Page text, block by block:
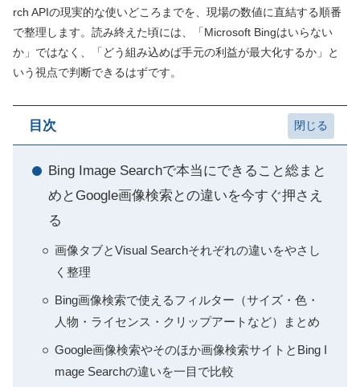
rch APIの現実的な使いどころまでを、現場の数値に直結する順番
で整理します。読み終えた頃には、「Microsoft Bingはいらない
か」ではなく、「どう組み込めば手元の利益が最大化するか」と
いう視点で判断できるはずです。
目次
Bing Image Searchで本当にできること総まと
めとGoogle画像検索との違いを今すぐ押さえ
る
画像タブとVisual Searchそれぞれの違いをやさし
く整理
Bing画像検索で使えるフィルター（サイズ・色・
人物・ライセンス・クリップアートなど）まとめ
Google画像検索やそのほか画像検索サイトとBing I
mage Searchの違いを一目で比較